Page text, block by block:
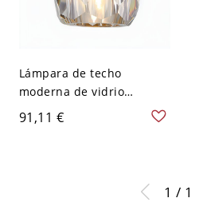
Lámpara de techo
moderna de vidrio
transparente en forma de
diamante con 1 luz para
91,11 €
1 / 1